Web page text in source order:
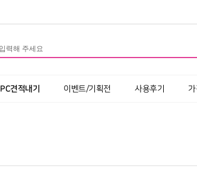
PC견적내기 이벤트/기획전 사용후기 가